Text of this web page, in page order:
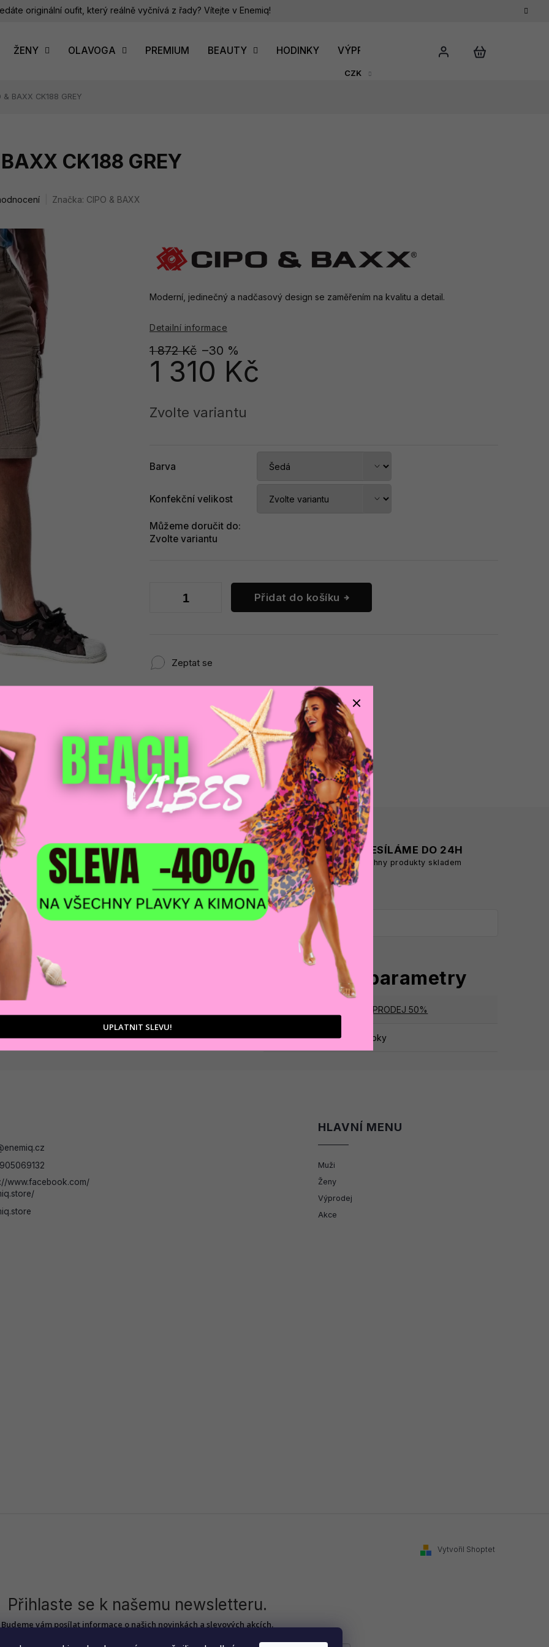
originální oufit, který reálně vyčnívá z řady? Vítejte v Enemiq!
CZK
ŽENY OLAVOGA PREMIUM BEAUTY HODINKY VÝPRODEJ DÁRKOVÝ POUKAZ
BAXX CK188 GREY
CK188 GREY
Značka: CIPO & BAXX
1 872 Kč –30 %
1 310 Kč
cena:
Zvolte variantu
Barva
Konfekční velikost
Můžeme doručit do:
Zvolte variantu
Přidat do košíku
Moderní, jedinečný a nadčasový design se zaměřením na kvalitu a detail.
Detailní informace
Zeptat se
VÁM
produktů
DOPRAVA ZDARMA
na adresu nebo pobočku
Zásilkovny
ODESÍLÁME DO 24H
všechny produkty skladem
Doplňkové parametry
VÝPRODEJ 50%
Záruka: 2 roky
enemiq.cz
www.facebook.com/
HLAVNÍ MENU
Muži
Ženy
Výprodej
Akce
Vytvořil Shoptet
Přihlaste se k našemu newsletteru.
Budeme vám posílat informace o našich novinkách a slevových akcích.
UPLATNIT SLEVU!